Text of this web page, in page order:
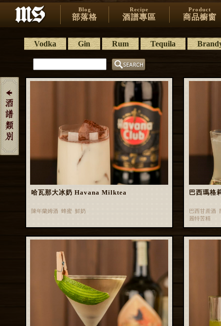
Blog
部落格
Recipe
酒譜專區
Product
商品櫥窗
Vodka Gin Rum Tequila
哈瓦那大冰奶 Havana Milktea
陳年蘭姆酒 蜂蜜 鮮奶
巴西瑪
巴西甘蔗酒
麗特苦精